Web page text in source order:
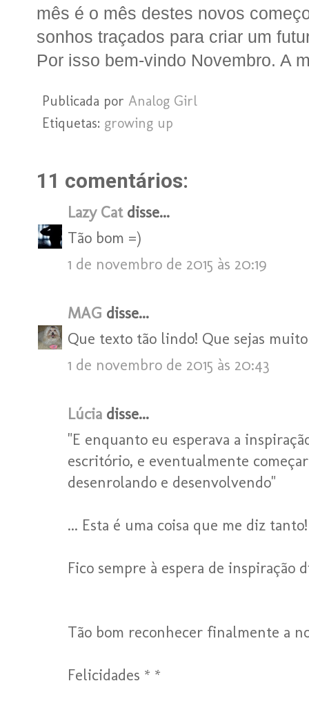
mês é o mês destes novos
sonhos traçados para criar um
Por isso bem-vindo Novembro. A
Publicada por Analog Girl
Etiquetas: growing up
11 comentários:
Lazy Catdisse...
Tão bom =)
1 de novembro de 2015 às 20:19
MAG disse...
Que texto tão lindo! Que sejas
1 de novembro de 2015 às 20:43
Lúcia disse...
"E enquanto eu esperava a
escritório, e eventualmente
desenrolando e desenvolvendo"
... Esta é uma coisa que me diz tanto!
Fico sempre à espera de inspiração
Tão bom reconhecer finalmente a
Felicidades * *